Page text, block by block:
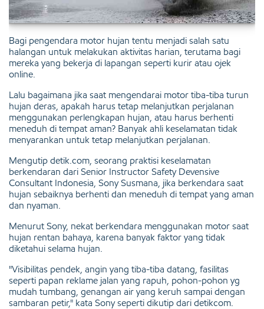
Bagi pengendara motor hujan tentu menjadi salah satu
halangan untuk melakukan aktivitas harian, terutama bagi
mereka yang bekerja di lapangan seperti kurir atau ojek
online.
Lalu bagaimana jika saat mengendarai motor tiba-tiba turun
hujan deras, apakah harus tetap melanjutkan perjalanan
menggunakan perlengkapan hujan, atau harus berhenti
meneduh di tempat aman? Banyak ahli keselamatan tidak
menyarankan untuk tetap melanjutkan perjalanan.
Mengutip detik.com, seorang praktisi keselamatan
berkendaran dari Senior Instructor Safety Devensive
Consultant Indonesia, Sony Susmana, jika berkendara saat
hujan sebaiknya berhenti dan meneduh di tempat yang aman
dan nyaman.
Menurut Sony, nekat berkendara menggunakan motor saat
hujan rentan bahaya, karena banyak faktor yang tidak
diketahui selama hujan.
"Visibilitas pendek, angin yang tiba-tiba datang, fasilitas
seperti papan reklame jalan yang rapuh, pohon-pohon yg
mudah tumbang, genangan air yang keruh sampai dengan
sambaran petir," kata Sony seperti dikutip dari detikcom.